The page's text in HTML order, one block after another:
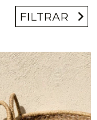
FILTRAR